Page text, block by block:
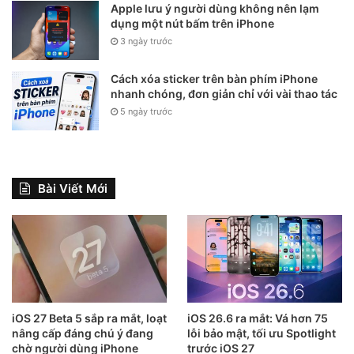
Apple lưu ý người dùng không nên lạm
dụng một nút bấm trên iPhone
3 ngày trước
Cách xóa sticker trên bàn phím iPhone
nhanh chóng, đơn giản chỉ với vài thao tác
5 ngày trước
Bài Viết Mới
iOS 27 Beta 5 sắp ra mắt, loạt
nâng cấp đáng chú ý đang
chờ người dùng iPhone
iOS 26.6 ra mắt: Vá hơn 75
lỗi bảo mật, tối ưu Spotlight
trước iOS 27